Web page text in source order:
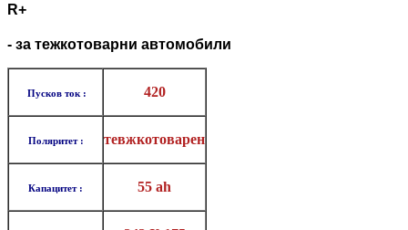
R+
- за тежкотоварни автомобили
Пусков ток : 420
Поляритет : тевжкотоварен
Капацитет : 55 ah